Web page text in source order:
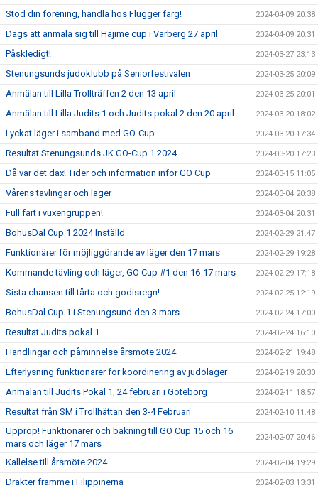
Stöd din förening, handla hos Flügger färg! 2024-04-09 20:38
Dags att anmäla sig till Hajime cup i Varberg 27 april 2024-04-09 20:31
Påskledigt! 2024-03-27 23:13
Stenungsunds judoklubb på Seniorfestivalen 2024-03-25 20:09
Anmälan till Lilla Trollträffen 2 den 13 april 2024-03-25 20:01
Anmälan till Lilla Judits 1 och Judits pokal 2 den 20 april 2024-03-20 18:02
Lyckat läger i samband med GO-Cup 2024-03-20 17:34
Resultat Stenungsunds JK GO-Cup 1 2024 2024-03-20 17:23
Då var det dax! Tider och information inför GO Cup 2024-03-15 11:05
Vårens tävlingar och läger 2024-03-04 20:38
Full fart i vuxengruppen! 2024-03-04 20:31
BohusDal Cup 1 2024 Inställd 2024-02-29 21:47
Funktionärer för möjliggörande av läger den 17 mars 2024-02-29 19:28
Kommande tävling och läger, GO Cup #1 den 16-17 mars 2024-02-29 17:18
Sista chansen till tårta och godisregn! 2024-02-25 12:19
BohusDal Cup 1 i Stenungsund den 3 mars 2024-02-24 17:00
Resultat Judits pokal 1 2024-02-24 16:10
Handlingar och påminnelse årsmöte 2024 2024-02-21 19:48
Efterlysning funktionärer för koordinering av judoläger 2024-02-19 20:30
Anmälan till Judits Pokal 1, 24 februari i Göteborg 2024-02-11 18:57
Resultat från SM i Trollhättan den 3-4 Februari 2024-02-10 11:48
Upprop! Funktionärer och bakning till GO Cup 15 och 16
mars och läger 17 mars
2024-02-07 20:46
Kallelse till årsmöte 2024 2024-02-04 19:29
Dräkter framme i Filippinerna 2024-02-03 13:31